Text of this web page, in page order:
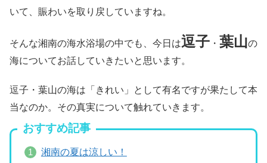
いて、賑わいを取り戻していますね。
そんな湘南の海水浴場の中でも、今日は逗子 ・ 葉山の
海についてお話していきたいと思います。
逗子・葉山の海は「きれい」として有名ですが果たして本
当なのか。その真実について触れていきます。
おすすめ記事
湘南の夏は涼しい！